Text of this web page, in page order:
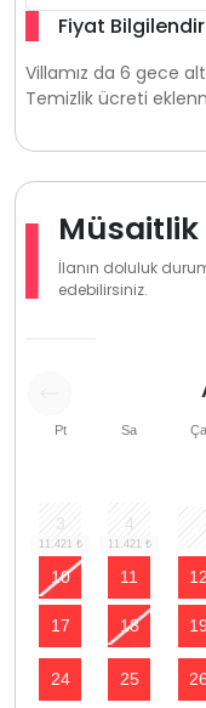
Fiyat
Villamız da 6 gece
Temizlik ücreti
İlanın doluluk
edebilirsiniz.
Pt Sa Ça
3 4
10 11 12
17 18 19
24 25 26